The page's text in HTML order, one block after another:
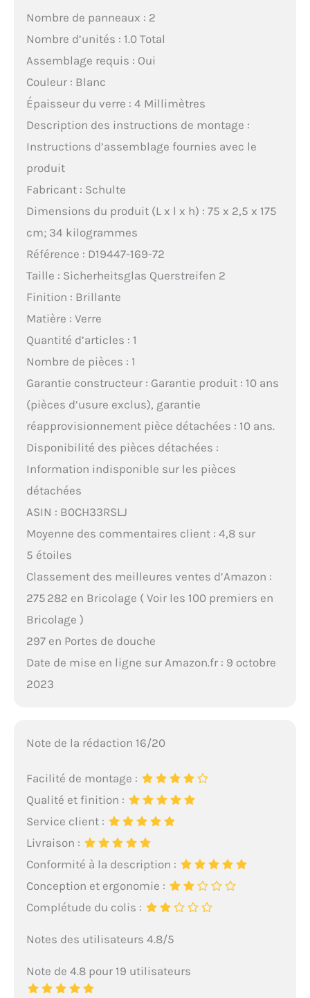
Nombre de panneaux : 2
Nombre d’unités : 1.0 Total
Assemblage requis : Oui
Couleur : Blanc
Épaisseur du verre : 4 Millimètres
Description des instructions de montage :
Instructions d’assemblage fournies avec le
produit
Fabricant : Schulte
Dimensions du produit (L x l x h) : 75 x 2,5 x 175
cm; 34 kilogrammes
Référence : D19447-169-72
Taille : Sicherheitsglas Querstreifen 2
Finition : Brillante
Matière : Verre
Quantité d’articles : 1
Nombre de pièces : 1
Garantie constructeur : Garantie produit : 10 ans
(pièces d’usure exclus), garantie
réapprovisionnement pièce détachées : 10 ans.
Disponibilité des pièces détachées :
Information indisponible sur les pièces
détachées
ASIN : B0CH33RSLJ
Moyenne des commentaires client : 4,8 sur
5 étoiles
Classement des meilleures ventes d’Amazon :
275 282 en Bricolage ( Voir les 100 premiers en
Bricolage )
297 en Portes de douche
Date de mise en ligne sur Amazon.fr : 9 octobre
2023
Note de la rédaction 16/20
Facilité de montage :
Qualité et finition :
Service client :
Livraison :
Conformité à la description :
Conception et ergonomie :
Complétude du colis :
Notes des utilisateurs 4.8/5
Note de 4.8 pour 19 utilisateurs